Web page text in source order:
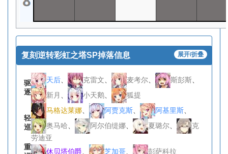
复刻逆转彩虹之塔SP掉落信息 展开/折叠
驱
逐
天后 克雷文 麦考尔 斯彭斯
新月
小天鹅 狐提
轻
巡
马格达莱娜 阿贾克斯 阿基里斯
奥马哈
阿尔伯缇娜 夏璐尔
克
劳迪亚
重
休贝塔伯爵 芝加哥
彭萨科拉